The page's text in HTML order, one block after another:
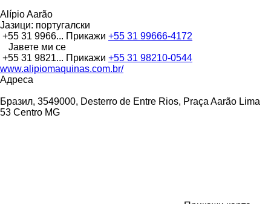
Alípio Aarão
Јазици: португалски
+55 31 9966... Прикажи +55 31 99666-4172
Јавете ми се
+55 31 9821... Прикажи +55 31 98210-0544
www.alipiomaquinas.com.br/
Адреса
Бразил, 3549000, Desterro de Entre Rios, Praça Aarão Lima
53 Centro MG